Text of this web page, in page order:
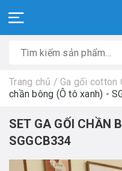
Trang chủ / Ga gối cotton
chần bông (Ô tô xanh) -
SET GA GỐI CHẦN
SGGCB334